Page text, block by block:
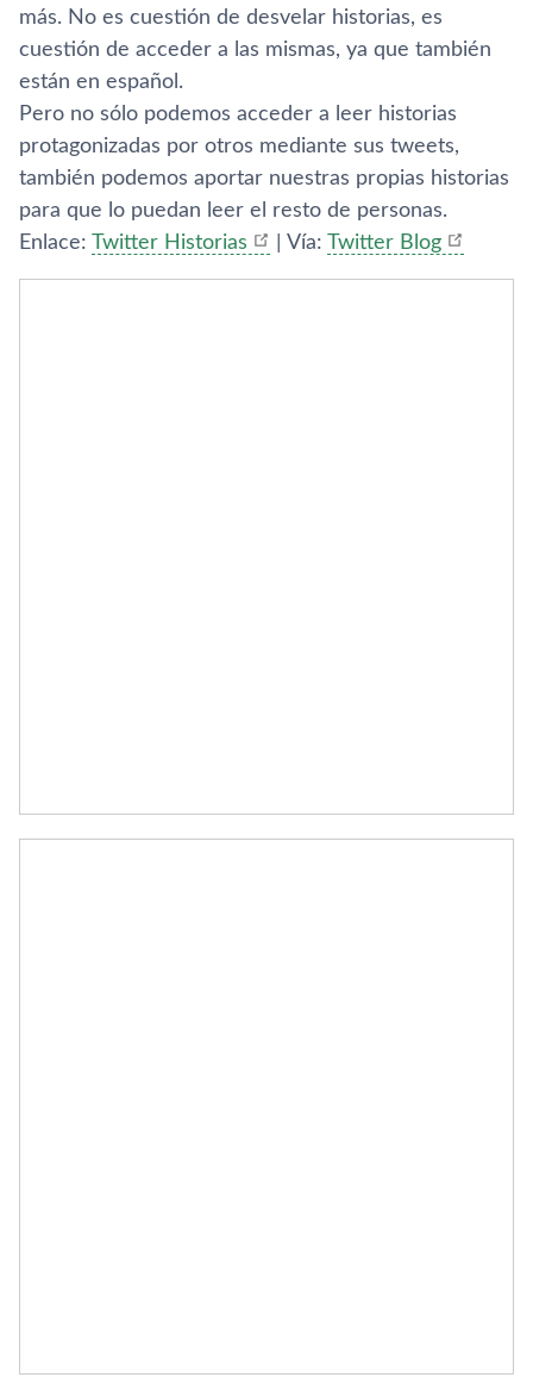
más. No es cuestión de desvelar historias, es
cuestión de acceder a las mismas, ya que también
están en español.
Pero no sólo podemos acceder a leer historias
protagonizadas por otros mediante sus tweets,
también podemos aportar nuestras propias historias
para que lo puedan leer el resto de personas.
Enlace: Twitter Historias | Ví­a: Twitter Blog